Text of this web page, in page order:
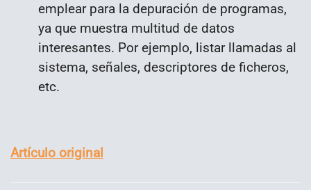
emplear para la depuración de programas,
ya que muestra multitud de datos
interesantes. Por ejemplo, listar llamadas al
sistema, señales, descriptores de ficheros,
etc.
Artículo original